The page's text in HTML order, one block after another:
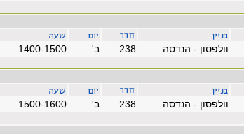
1400-1500 'ב 238 וולפסון - הנדסה
1500-1600 'ב 238 וולפסון - הנדסה